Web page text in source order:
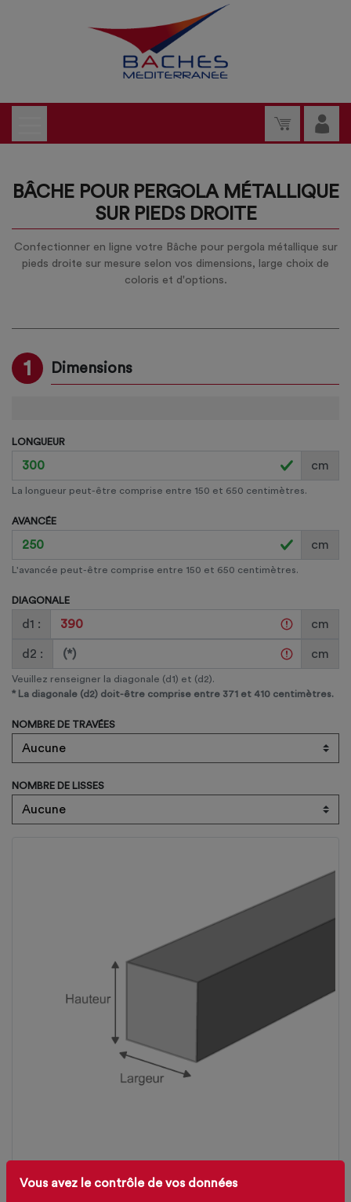
Vous avez le contrôle de vos données
BÂCHE POUR PERGOLA MÉTALLIQUE
SUR PIEDS DROITE
Confectionner en ligne votre Bâche pour pergola métallique sur
pieds droite sur mesure selon vos dimensions, large choix de
coloris et d'options.
1 Dimensions
LONGUEUR
cm
La longueur peut-être comprise entre 150 et 650 centimètres.
AVANCÉE
cm
L'avancée peut-être comprise entre 150 et 650 centimètres.
DIAGONALE
d1 : cm
d2 : cm
Veuillez renseigner la diagonale (d1) et (d2).
* La diagonale (d2) doit-être comprise entre 371 et 410 centimètres.
NOMBRE DE TRAVÉES
NOMBRE DE LISSES
FORME DES BARRES DE TRAVÉES